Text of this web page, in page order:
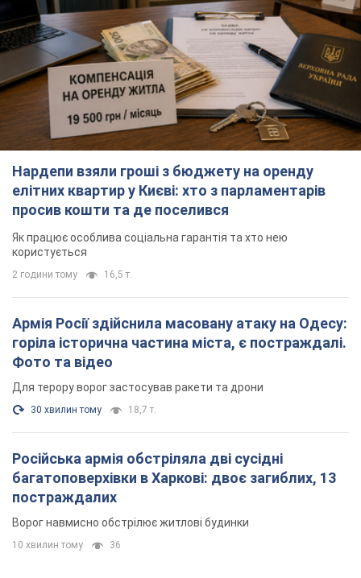
Нардепи взяли гроші з бюджету на оренду
елітних квартир у Києві: хто з парламентарів
просив кошти та де поселився
Як працює особлива соціальна гарантія та хто нею
користується
2 години тому 16,5 т.
Армія Росії здійснила масовану атаку на Одесу:
горіла історична частина міста, є постраждалі.
Фото та відео
Для терору ворог застосував ракети та дрони
30 хвилин тому 18,7 т.
Російська армія обстріляла дві сусідні
багатоповерхівки в Харкові: двоє загиблих, 13
постраждалих
Ворог навмисно обстрілює житлові будинки
10 хвилин тому 36